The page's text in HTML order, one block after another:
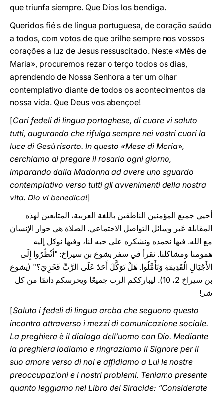
que triunfa siempre. Que Dios los bendiga.
Queridos fiéis de língua portuguesa, de coração saúdo
a todos, com votos de que brilhe sempre nos vossos
corações a luz de Jesus ressuscitado. Neste «Mês de
Maria», procuremos rezar o terço todos os dias,
aprendendo de Nossa Senhora a ter um olhar
contemplativo diante de todos os acontecimentos da
nossa vida. Que Deus vos abençoe!
[Cari fedeli di lingua portoghese, di cuore vi saluto
tutti, augurando che rifulga sempre nei vostri cuori la
luce di Gesù risorto. In questo «Mese di Maria»,
cerchiamo di pregare il rosario ogni giorno,
imparando dalla Madonna ad avere uno sguardo
contemplativo verso tutti gli avvenimenti della nostra
vita. Dio vi benedica!]
أحيي جميع المؤمنين الناطقين باللغة العربية، المتابعين لهذه
المقابلة عَبر وسائل التواصل الاجتماعي. الصلاة هي حوار الإنسان
مع الله. فيها نحمده ونشكره على حبه لنا، وفيها نوكل إليه
همومنا ومشاكلنا. نقرأ في سفر يشوع بن سيراخ: "اُنْظُرُوا إِلَى
الأَجْيَالِ الْقَدِيمَةِ وَتَأَمَّلُوا. هَلْ تَوَكَّلَ أَحَدٌ عَلَى الرَّبِّ فَخَزِيَ؟" (يشوع
بن سيراخ 2، 10). ليبارككم الرب جميعًا ويحرسكم دائمًا من كل
شر!
[Saluto i fedeli di lingua araba che seguono questo
incontro attraverso i mezzi di comunicazione sociale.
La preghiera è il dialogo dell’uomo con Dio. Mediante
la preghiera lodiamo e ringraziamo il Signore per il
suo amore verso di noi e affidiamo a Lui le nostre
preoccupazioni e i nostri problemi. Teniamo presente
quanto leggiamo nel Libro del Siracide: “Considerate